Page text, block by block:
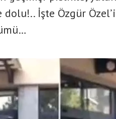
dolu!.. İşte Özgür